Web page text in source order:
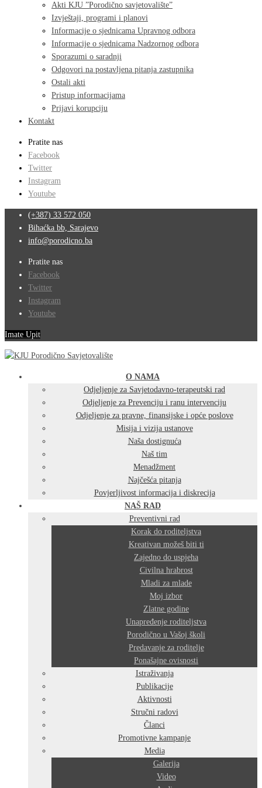
Akti KJU ”Porodično savjetovalište”
Izvještaji, programi i planovi
Informacije o sjednicama Upravnog odbora
Informacije o sjednicama Nadzornog odbora
Sporazumi o saradnji
Odgovori na postavljena pitanja zastupnika
Ostali akti
Pristup informacijama
Prijavi korupciju
Kontakt
Pratite nas
Facebook
Twitter
Instagram
Youtube
(+387) 33 572 050
Bihaćka bb, Sarajevo
info@porodicno.ba
Pratite nas
Facebook
Twitter
Instagram
Youtube
Imate Upit
O NAMA
Odjeljenje za Savjetodavno-terapeutski rad
Odjeljenje za Prevenciju i ranu intervenciju
Odjeljenje za pravne, finansijske i opće poslove
Misija i vizija ustanove
Naša dostignuća
Naš tim
Menadžment
Najčešća pitanja
Povjerljivost informacija i diskrecija
NAŠ RAD
Preventivni rad
Korak do roditeljstva
Kreativan možeš biti ti
Zajedno do uspjeha
Civilna hrabrost
Mladi za mlade
Moj izbor
Zlatne godine
Unapređenje roditeljstva
Porodično u Vašoj školi
Predavanje za roditelje
Ponašajne ovisnosti
Istraživanja
Publikacije
Aktivnosti
Stručni radovi
Članci
Promotivne kampanje
Media
Galerija
Video